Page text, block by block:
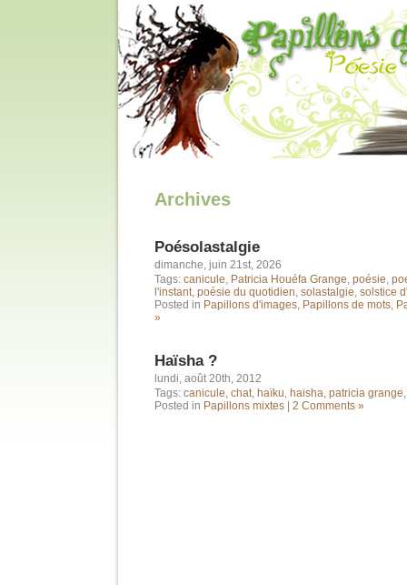
Archives
Poésolastalgie
dimanche, juin 21st, 2026
Tags: canicule, Patricia Houéfa Grange, poésie,
l'instant, poésie du quotidien, solastalgie, solstice
Posted in Papillons d'images, Papillons de mots,
»
Haïsha ?
lundi, août 20th, 2012
Tags: canicule, chat, haïku, haisha, patricia grange
Posted in Papillons mixtes 2 Comments »